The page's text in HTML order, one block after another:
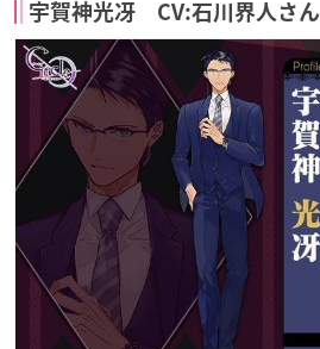
宇賀神光冴 CV:石川界人さん